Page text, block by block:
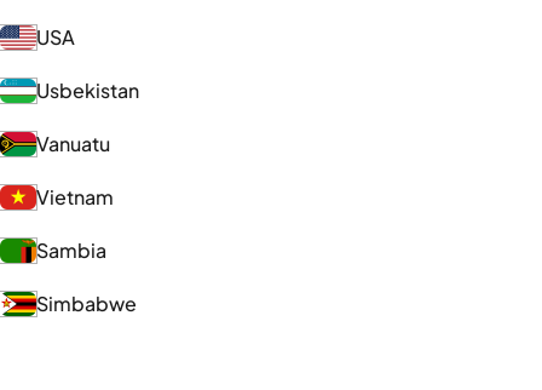
USA
Usbekistan
Vanuatu
Vietnam
Sambia
Simbabwe